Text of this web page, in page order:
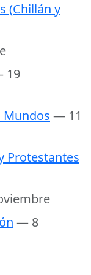
(Chillán y
19
Mundos — 11
Protestantes
— 8